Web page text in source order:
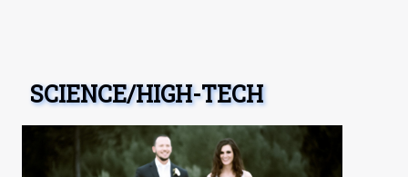
SCIENCE/HIGH-TECH